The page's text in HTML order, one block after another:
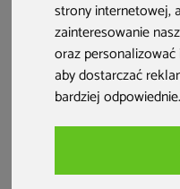
strony internetowej,
zainteresowanie
oraz
aby dostarczać
bardziej odpowiednie.